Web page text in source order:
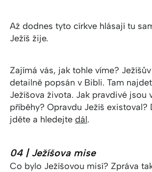
Až dodnes tyto církve hlásají tu
Ježíš žije.
Zajímá vás, jak tohle víme?
detailně popsán v Bibli. Tam
Ježíšova života. Jak pravdivé jsou
příběhy? Opravdu Ježíš existoval?
jděte a hledejte dál.
04 | Ježíšova mise
Co bylo Ježíšovou misí? Zpráva